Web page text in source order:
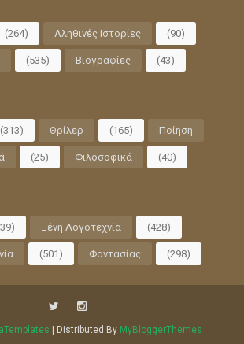
(264) Αληθινές Ιστορίες (90)
(535) Βιογραφίες (43)
(313) Θρίλερ (165) Ποίηση
(25) Φιλοσοφικά (40)
Ξένη Λογοτεχνία (428)
(501) Φαντασίας (298)
| Distributed By MyBloggerThemes